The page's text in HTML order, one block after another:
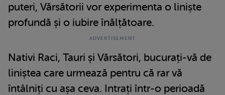
puteri, Vărsătorii vor experimenta o liniște
profundă și o iubire înălțătoare.
Nativi Raci, Tauri și Vărsători, bucurați-vă de
liniștea care urmează pentru că rar vă
întâlniți cu așa ceva. Intrați într-o perioadă